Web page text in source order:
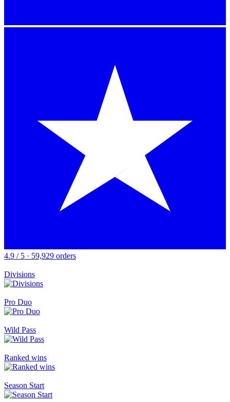
4.9 / 5 · 59,929 orders
Divisions
Pro Duo
Wild Pass
Ranked wins
Season Start